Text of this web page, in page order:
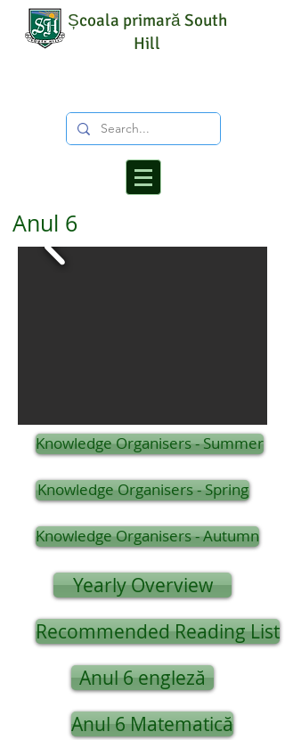
Școala primară South
Hill
Anul 6
Knowledge Organisers - Summer
Knowledge Organisers - Spring
Knowledge Organisers - Autumn
Yearly Overview
Recommended Reading List
Anul 6 engleză
Anul 6 Matematică